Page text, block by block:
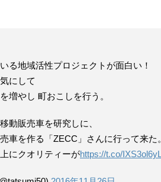
る地域活性プロジェクトが面白い！
にして
増やし 町おこしを行う。
動販売車を研究しに、
車を作る「ZECC」さんに行って来た。
にクオリティーがhttps://t.co/